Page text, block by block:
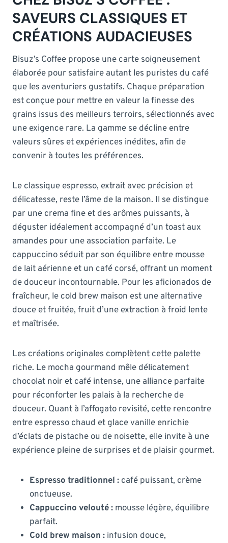
SAVEURS CLASSIQUES ET
CRÉATIONS AUDACIEUSES
Bisuz’s Coffee propose une carte soigneusement
élaborée pour satisfaire autant les puristes du café
que les aventuriers gustatifs. Chaque préparation
est conçue pour mettre en valeur la finesse des
grains issus des meilleurs terroirs, sélectionnés avec
une exigence rare. La gamme se décline entre
valeurs sûres et expériences inédites, afin de
convenir à toutes les préférences.
Le classique espresso, extrait avec précision et
délicatesse, reste l’âme de la maison. Il se distingue
par une crema fine et des arômes puissants, à
déguster idéalement accompagné d’un toast aux
amandes pour une association parfaite. Le
cappuccino séduit par son équilibre entre mousse
de lait aérienne et un café corsé, offrant un moment
de douceur incontournable. Pour les aficionados de
fraîcheur, le cold brew maison est une alternative
douce et fruitée, fruit d’une extraction à froid lente
et maîtrisée.
Les créations originales complètent cette palette
riche. Le mocha gourmand mêle délicatement
chocolat noir et café intense, une alliance parfaite
pour réconforter les palais à la recherche de
douceur. Quant à l’affogato revisité, cette rencontre
entre espresso chaud et glace vanille enrichie
d’éclats de pistache ou de noisette, elle invite à une
expérience pleine de surprises et de plaisir gourmet.
Espresso traditionnel : café puissant, crème
onctueuse.
Cappuccino velouté : mousse légère, équilibre
parfait.
Cold brew maison : infusion douce,